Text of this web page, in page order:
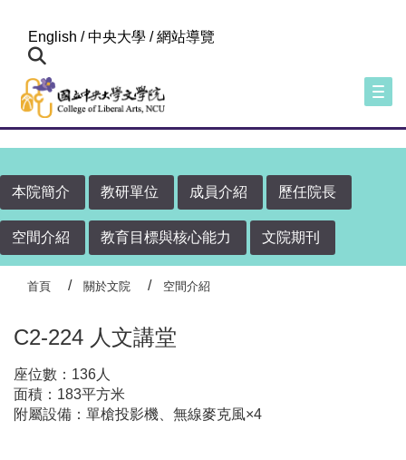
English /中央大學 /網站導覽
本院簡介 教研單位 成員介紹 歷任院長
空間介紹 教育目標與核心能力 文院期刊
首頁 關於文院 空間介紹
C2-224 人文講堂
座位數：136人
面積：183平方米
附屬設備：單槍投影機、無線麥克風×4